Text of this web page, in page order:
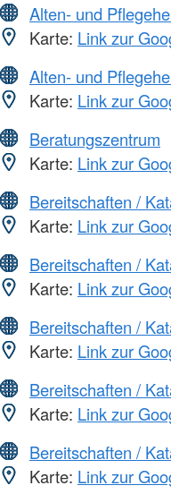
Alten- und
Karte: Link zur
Alten- und
Karte: Link zur
Beratungszentrum
Karte: Link zur
Bereitschaften /
Karte: Link zur
Bereitschaften /
Karte: Link zur
Bereitschaften /
Karte: Link zur
Bereitschaften /
Karte: Link zur
Bereitschaften /
Karte: Link zur